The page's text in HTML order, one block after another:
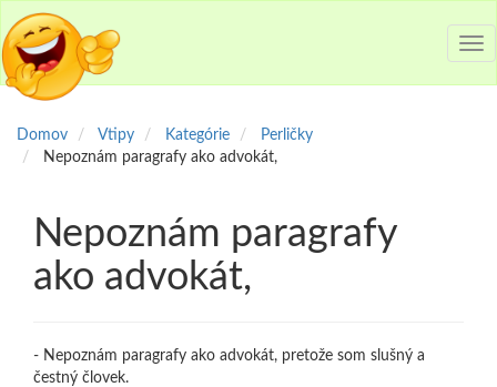
Domov Vtipy Kategórie
Perličky
Nepoznám paragrafy ako advokát,
Nepoznám paragrafy
ako advokát,
- Nepoznám paragrafy ako advokát, pretože som slušný a
čestný človek.